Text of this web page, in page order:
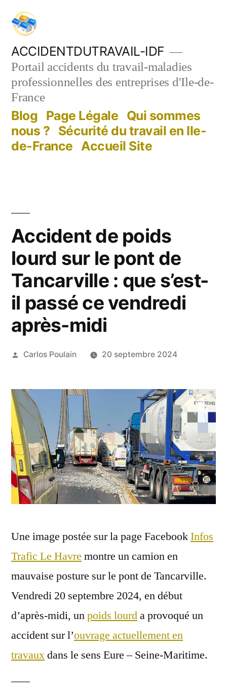
Aller
contenu
ACCIDENTDUTRAVAIL-IDF
Portail accidents du travail-maladies
professionnelles des entreprises d'Ile-de-
France
Blog Page Légale Qui sommes
nous ? Sécurité du travail en Ile-
de-France Accueil Site
Accident de poids
lourd sur le pont de
Tancarville : que s’est-
il passé ce vendredi
après-midi
Publié
Carlos Poulain 20 septembre 2024
Une image postée sur la page FacebookInfos
Trafic Le Havre montre un camion en
mauvaise posture sur le pont de Tancarville.
Vendredi 20 septembre 2024, en début
d’après-midi, unpoids lourda provoqué un
accident sur l’ouvrage actuellement en
travauxdans le sens Eure – Seine-Maritime.